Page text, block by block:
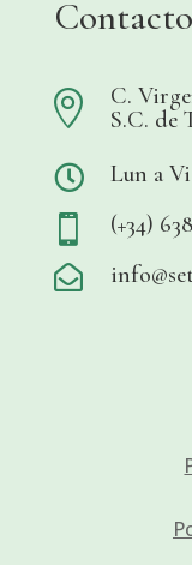

C.
S.C. de
 Lun a

(+34)
